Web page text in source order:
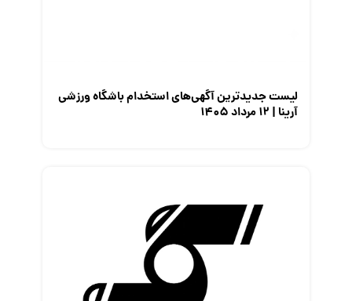
لیست جدیدترین آگهی‌های استخدام باشگاه ورزشی
آرینا | ۱۲ مرداد ۱۴۰۵